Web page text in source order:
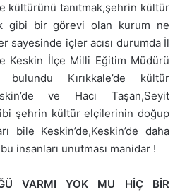
kültürünü tanıtmak,şehrin kültür
gibi bir görevi olan kurum ne
sayesinde içler acısı durumda İl
Keskin İlçe Milli Eğitim Müdürü
Kırıkkale’de kültür
ve Hacı Taşan,Seyit
şehrin kültür elçilerinin doğup
bile Keskin’de,Keskin’de daha
insanları unutması manidar !
VARMI YOK MU HİÇ BİR